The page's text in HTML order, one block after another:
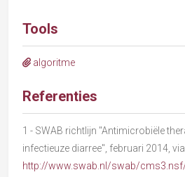
Tools
algoritme
Referenties
1 - SWAB richtlijn "Antimicrobiële
infectieuze diarree", februari 2014, via
http://www.swab.nl/swab/